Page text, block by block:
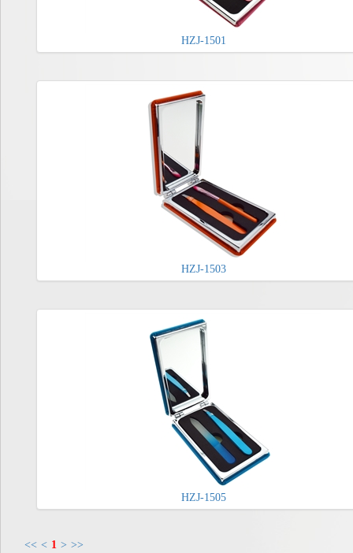
HZJ-1501
HZJ-1503
HZJ-1505
<< < 1 > >>